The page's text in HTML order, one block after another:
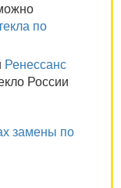
по
Ренессанс
России
замены по